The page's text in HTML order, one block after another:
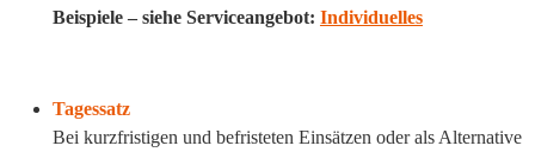
Beispiele – siehe Serviceangebot: Individuelles
Tagessatz
Bei kurzfristigen und befristeten Einsätzen oder als Alternative